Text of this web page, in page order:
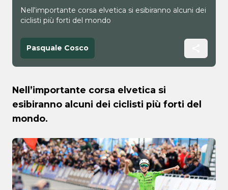
Nell'importante corsa elvetica si esibiranno alcuni dei
ciclisti più forti del mondo
Pasquale Cosco
Nell’importante corsa elvetica si
esibiranno alcuni dei ciclisti più forti del
mondo.